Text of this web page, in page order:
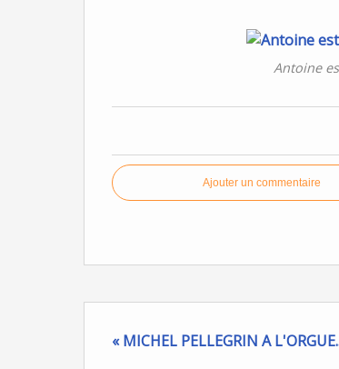
Antoine
Ajouter un commentaire
« MICHEL PELLEGRIN A